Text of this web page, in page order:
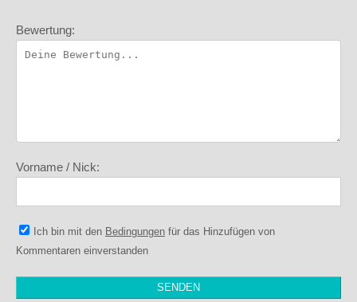
Bewertung:
Vorname / Nick:
Ich bin mit den Bedingungen für das Hinzufügen von
Kommentaren einverstanden